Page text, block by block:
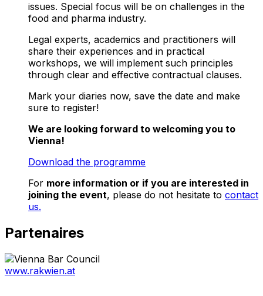
issues. Special focus will be on challenges in the
food and pharma industry.
Legal experts, academics and practitioners will
share their experiences and in practical
workshops, we will implement such principles
through clear and effective contractual clauses.
Mark your diaries now, save the date and make
sure to register!
We are looking forward to welcoming you to
Vienna!
Download the programme
For more information or if you are interested in
joining the event, please do not hesitate to contact
us.
Partenaires
www.rakwien.at